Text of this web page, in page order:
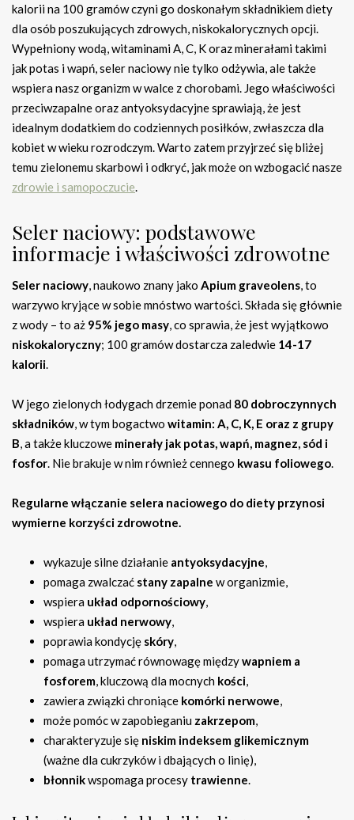
kalorii na 100 gramów czyni go doskonałym składnikiem diety
dla osób poszukujących zdrowych, niskokalorycznych opcji.
Wypełniony wodą, witaminami A, C, K oraz minerałami takimi
jak potas i wapń, seler naciowy nie tylko odżywia, ale także
wspiera nasz organizm w walce z chorobami. Jego właściwości
przeciwzapalne oraz antyoksydacyjne sprawiają, że jest
idealnym dodatkiem do codziennych posiłków, zwłaszcza dla
kobiet w wieku rozrodczym. Warto zatem przyjrzeć się bliżej
temu zielonemu skarbowi i odkryć, jak może on wzbogacić nasze
zdrowie i samopoczucie.
Seler naciowy: podstawowe
informacje i właściwości zdrowotne
Seler naciowy, naukowo znany jako Apium graveolens, to
warzywo kryjące w sobie mnóstwo wartości. Składa się głównie
z wody – to aż 95% jego masy, co sprawia, że jest wyjątkowo
niskokaloryczny; 100 gramów dostarcza zaledwie 14-17
kalorii.
W jego zielonych łodygach drzemie ponad 80 dobroczynnych
składników, w tym bogactwo witamin: A, C, K, E oraz z grupy
B, a także kluczowe minerały jak potas, wapń, magnez, sód i
fosfor. Nie brakuje w nim również cennego kwasu foliowego.
Regularne włączanie selera naciowego do diety przynosi
wymierne korzyści zdrowotne.
wykazuje silne działanie antyoksydacyjne,
pomaga zwalczać stany zapalne w organizmie,
wspiera układ odpornościowy,
wspiera układ nerwowy,
poprawia kondycję skóry,
pomaga utrzymać równowagę międzywapniem a
fosforem, kluczową dla mocnych kości,
zawiera związki chroniące komórki nerwowe,
może pomóc w zapobieganiu zakrzepom,
charakteryzuje się niskim indeksem glikemicznym
(ważne dla cukrzyków i dbających o linię),
błonnikwspomaga procesy trawienne.